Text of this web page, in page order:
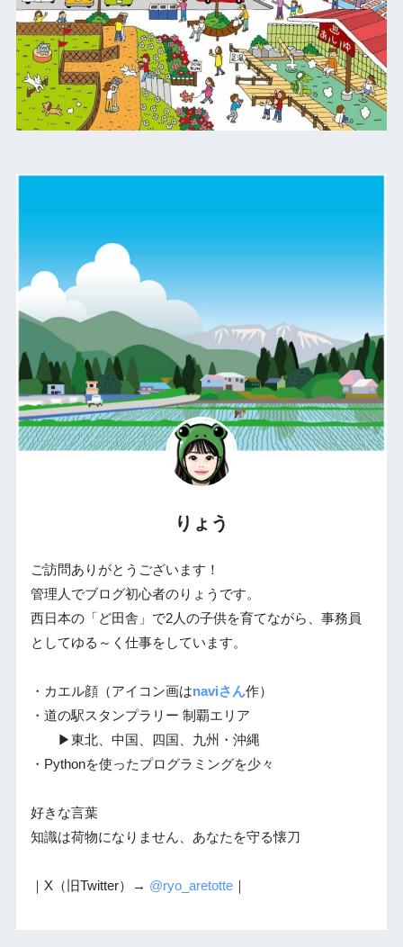
りょう
ご訪問ありがとうございます！
管理人でブログ初心者のりょうです。
西日本の「ど田舎」で2人の子供を育てながら、事務員
としてゆる～く仕事をしています。
・カエル顔（アイコン画はnaviさん作）
・道の駅スタンプラリー 制覇エリア
▶東北、中国、四国、九州・沖縄
・Pythonを使ったプログラミングを少々
好きな言葉
知識は荷物になりません、あなたを守る懐刀
｜X（旧Twitter）→ @ryo_aretotte｜